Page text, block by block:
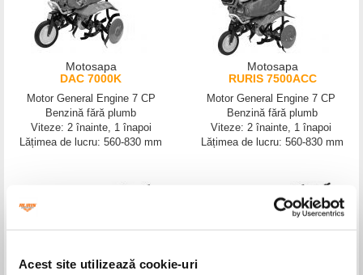
Acest site utilizează cookie-uri
Motosapa
DAC 7000K
Motor General Engine 7 CP
Benzină fără plumb
Viteze: 2 înainte, 1 înapoi
Lățimea de lucru: 560-830 mm
Motosapa
RURIS 7500ACC
Motor General Engine 7 CP
Benzină fără plumb
Viteze: 2 înainte, 1 înapoi
Lățimea de lucru: 560-830 mm